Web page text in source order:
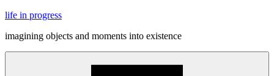
Skip
content
life in progress
imagining objects and moments into existence